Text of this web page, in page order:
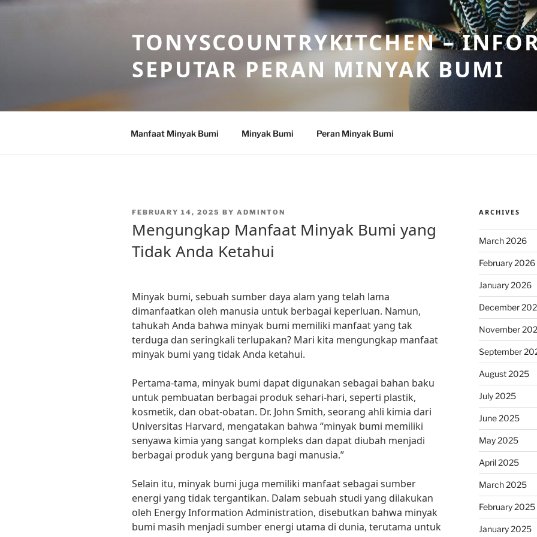
Skip
TONYSCOUNTRYKITCHEN –
SEPUTAR PERAN MINYAK BUMI
Manfaat Minyak Bumi Minyak Bumi Peran Minyak Bumi
POSTED
FEBRUARY 14, 2025 BY ADMINTON
Mengungkap Manfaat Minyak Bumi yang
Tidak Anda Ketahui
Minyak bumi, sebuah sumber daya alam yang telah lama
dimanfaatkan oleh manusia untuk berbagai keperluan. Namun,
tahukah Anda bahwa minyak bumi memiliki manfaat yang tak
terduga dan seringkali terlupakan? Mari kita mengungkap manfaat
minyak bumi yang tidak Anda ketahui.
Pertama-tama, minyak bumi dapat digunakan sebagai bahan baku
untuk pembuatan berbagai produk sehari-hari, seperti plastik,
kosmetik, dan obat-obatan. Dr. John Smith, seorang ahli kimia dari
Universitas Harvard, mengatakan bahwa “minyak bumi memiliki
senyawa kimia yang sangat kompleks dan dapat diubah menjadi
berbagai produk yang berguna bagi manusia.”
Selain itu, minyak bumi juga memiliki manfaat sebagai sumber
energi yang tidak tergantikan. Dalam sebuah studi yang dilakukan
oleh Energy Information Administration, disebutkan bahwa minyak
bumi masih menjadi sumber energi utama di dunia, terutama untuk
ARCHIVES
March 2026
February 2026
January 2026
December
November
September
August 2025
July 2025
June 2025
May 2025
April 2025
March 2025
February 2025
January 2025